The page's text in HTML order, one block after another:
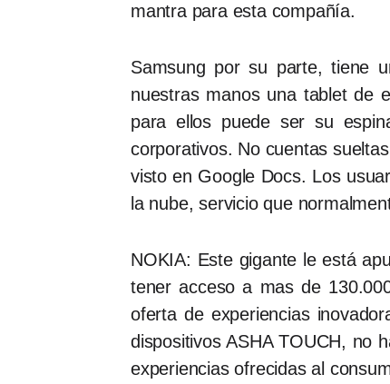
mantra para esta compañía.
Samsung por su parte, tiene
nuestras manos una tablet de
para ellos puede ser su
corporativos. No cuentas
visto en Google Docs. Los
la nube, servicio que
NOKIA: Este gigante le está
tener acceso a mas de
oferta de experiencias
dispositivos ASHA TOUCH, no
experiencias ofrecidas al